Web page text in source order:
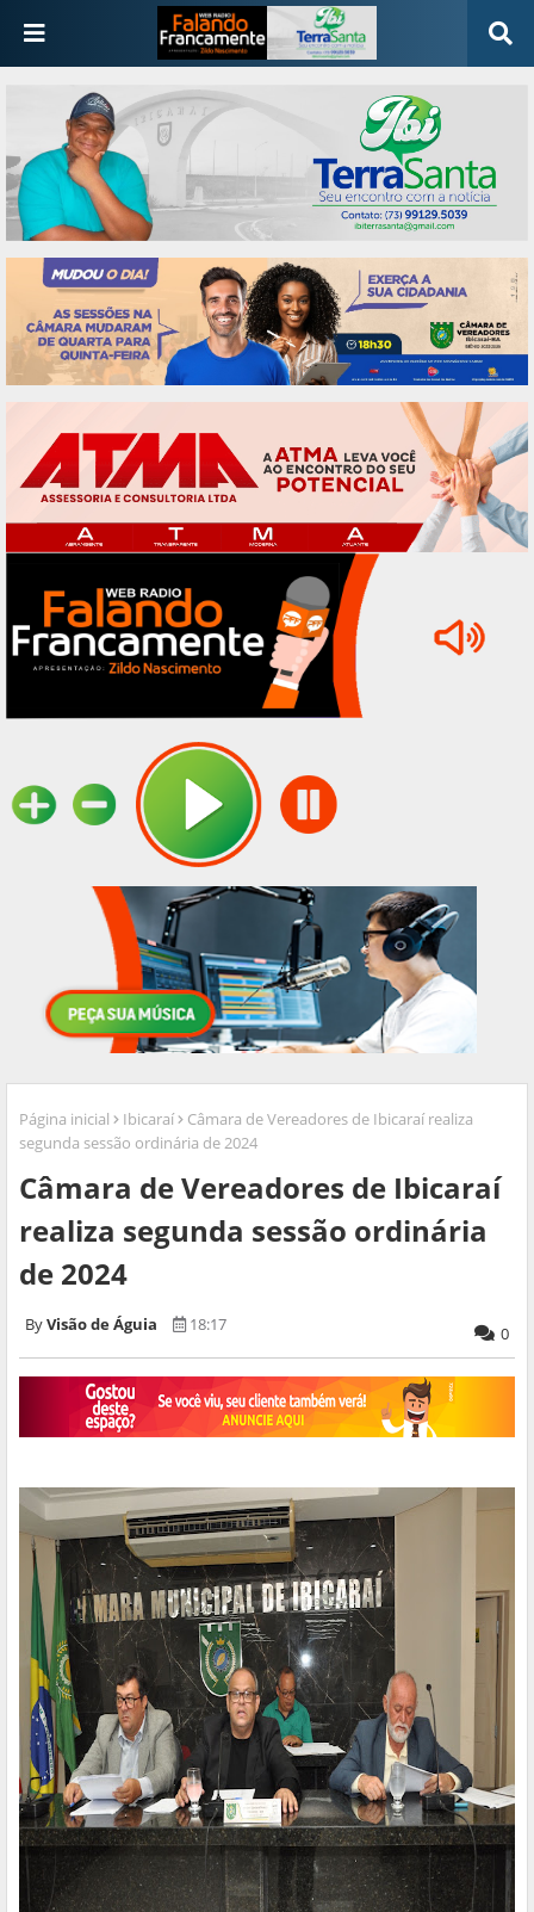
Página inicial Ibicaraí
Câmara de Vereadores de Ibicaraí realiza
segunda sessão ordinária de 2024
Câmara de Vereadores de Ibicaraí
realiza segunda sessão ordinária
de 2024
Visão de Águia 18:17 0